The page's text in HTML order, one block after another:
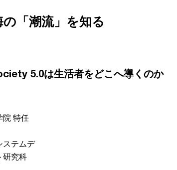
「潮流」を知る
5.0は生活者をどこへ導くのか
院 特任
ステムデ
研究科